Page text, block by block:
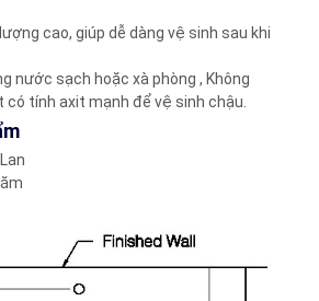
cao, giúp dễ dàng vệ sinh sau khi
nước sạch hoặc xà phòng , Không
có tính axit mạnh để vệ sinh chậu.